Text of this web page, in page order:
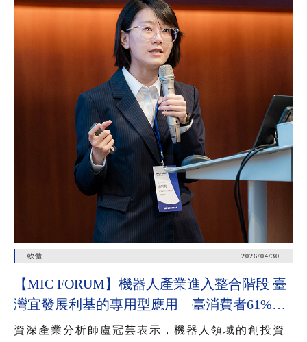
競爭力升級的兩大關鍵。
軟體 2026/04/30
【MIC FORUM】機器人產業進入整合階段 臺
灣宜發展利基的專用型應用 臺消費者61%看
好AI眼鏡潛力 54%對無顯示AI眼鏡有興趣
資深產業分析師盧冠芸表示，機器人領域的創投資